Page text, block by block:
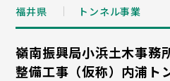
福井県 トンネル事業
嶺南振興局小浜土木事務
整備工事（仮称）内浦ト